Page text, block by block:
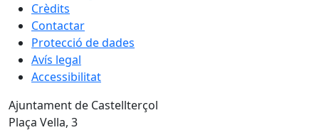
Crèdits
Contactar
Protecció de dades
Avís legal
Accessibilitat
Ajuntament de Castellterçol
Plaça Vella, 3